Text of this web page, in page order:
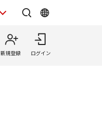
新規登録 ログイン